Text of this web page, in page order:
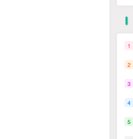
1
2
3
4
5